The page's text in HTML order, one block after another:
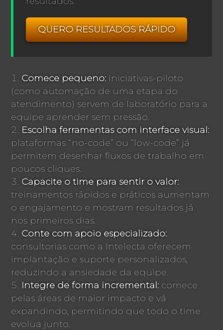
QUERO RESULTADOS RÁPIDO
Comece pequeno: iniciativas-piloto
(como automação de uma etapa do
atendimento) servem de laboratório para a
equipe aprender sem pressão.
Escolha ferramentas com interface visual:
plataformas “no-code” ou “low-code” já
permitem desenhar fluxos de trabalho em
poucos cliques.
Capacite o time para sentir o valor:
treinamentos rápidos e práticos aumentam
o engajamento e mostram resultados já
nos primeiros dias.
Conte com apoio especializado:
consultorias como a Intelecta oferecem
implantação e suporte personalizados,
reduzindo a ansiedade da equipe.
Integre de forma incremental: comece
pelas áreas de maior impacto e vá
expandindo, permitindo que todo o time
evolua junto.